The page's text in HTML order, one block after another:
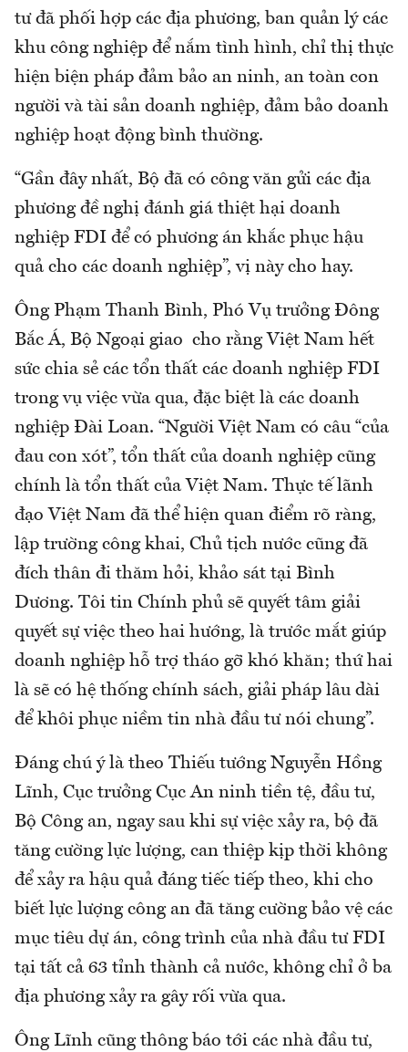
tư đã phối hợp các địa phương, ban quản lý các
khu công nghiệp để nắm tình hình, chỉ thị thực
hiện biện pháp đảm bảo an ninh, an toàn con
người và tài sản doanh nghiệp, đảm bảo doanh
nghiệp hoạt động bình thường.
“Gần đây nhất, Bộ đã có công văn gửi các địa
phương đề nghị đánh giá thiệt hại doanh
nghiệp FDI để có phương án khắc phục hậu
quả cho các doanh nghiệp”, vị này cho hay.
Ông Phạm Thanh Bình, Phó Vụ trưởng Đông
Bắc Á, Bộ Ngoại giao cho rằng Việt Nam hết
sức chia sẻ các tổn thất các doanh nghiệp FDI
trong vụ việc vừa qua, đặc biệt là các doanh
nghiệp Đài Loan. “Người Việt Nam có câu “của
đau con xót”, tổn thất của doanh nghiệp cũng
chính là tổn thất của Việt Nam. Thực tế lãnh
đạo Việt Nam đã thể hiện quan điểm rõ ràng,
lập trường công khai, Chủ tịch nước cũng đã
đích thân đi thăm hỏi, khảo sát tại Bình
Dương. Tôi tin Chính phủ sẽ quyết tâm giải
quyết sự việc theo hai hướng, là trước mắt giúp
doanh nghiệp hỗ trợ tháo gỡ khó khăn; thứ hai
là sẽ có hệ thống chính sách, giải pháp lâu dài
để khôi phục niềm tin nhà đầu tư nói chung”.
Đáng chú ý là theo Thiếu tướng Nguyễn Hồng
Lĩnh, Cục trưởng Cục An ninh tiền tệ, đầu tư,
Bộ Công an, ngay sau khi sự việc xảy ra, bộ đã
tăng cường lực lượng, can thiệp kịp thời không
để xảy ra hậu quả đáng tiếc tiếp theo, khi cho
biết lực lượng công an đã tăng cường bảo vệ các
mục tiêu dự án, công trình của nhà đầu tư FDI
tại tất cả 63 tỉnh thành cả nước, không chỉ ở ba
địa phương xảy ra gây rối vừa qua.
Ông Lĩnh cũng thông báo tới các nhà đầu tư,